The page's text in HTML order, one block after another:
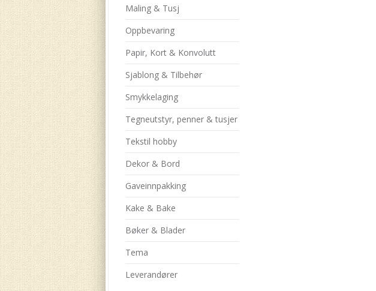
Maling & Tusj
Oppbevaring
Papir, Kort & Konvolutt
Sjablong & Tilbehør
Smykkelaging
Tegneutstyr, penner & tusjer
Tekstil hobby
Dekor & Bord
Gaveinnpakking
Kake & Bake
Bøker & Blader
Tema
Leverandører